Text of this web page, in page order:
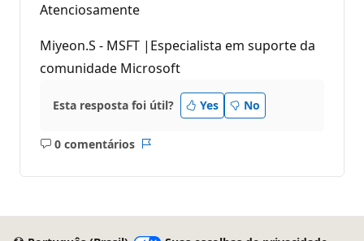
Atenciosamente
Miyeon.S - MSFT |Especialista em suporte da
comunidade Microsoft
Esta resposta foi útil? Yes No
0 comentários
Sem